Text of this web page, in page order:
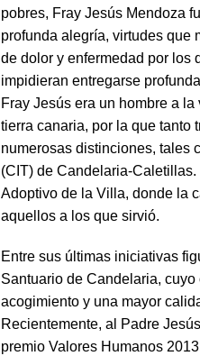
pobres, Fray Jesús Mendoza
profunda alegría, virtudes que
de dolor y enfermedad por los
impidieran entregarse
Fray Jesús era un hombre a
tierra canaria, por la que tanto
numerosas distinciones, tales
(CIT) de Candelaria-
Adoptivo de la Villa, donde la
aquellos a los que sirvió.
Entre sus últimas iniciativas
Santuario de Candelaria,
acogimiento y una mayor
Recientemente, al Padre
premio Valores Humanos